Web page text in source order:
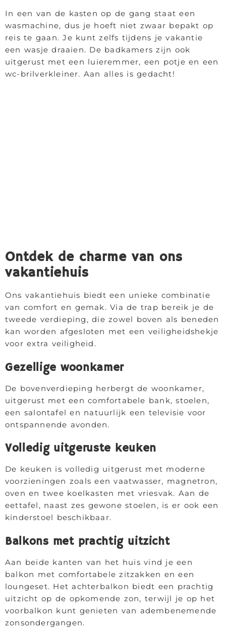
In een van de kasten op de gang staat een
wasmachine, dus je hoeft niet zwaar bepakt op
reis te gaan. Je kunt zelfs tijdens je vakantie
een wasje draaien. De badkamers zijn ook
uitgerust met een luieremmer, een potje en een
wc-brilverkleiner. Aan alles is gedacht!
Ontdek de charme van ons
vakantiehuis
Ons vakantiehuis biedt een unieke combinatie
van comfort en gemak. Via de trap bereik je de
tweede verdieping, die zowel boven als beneden
kan worden afgesloten met een veiligheidshekje
voor extra veiligheid.
Gezellige woonkamer
De bovenverdieping herbergt de woonkamer,
uitgerust met een comfortabele bank, stoelen,
een salontafel en natuurlijk een televisie voor
ontspannende avonden.
Volledig uitgeruste keuken
De keuken is volledig uitgerust met moderne
voorzieningen zoals een vaatwasser, magnetron,
oven en twee koelkasten met vriesvak. Aan de
eettafel, naast zes gewone stoelen, is er ook een
kinderstoel beschikbaar.
Balkons met prachtig uitzicht
Aan beide kanten van het huis vind je een
balkon met comfortabele zitzakken en een
loungeset. Het achterbalkon biedt een prachtig
uitzicht op de opkomende zon, terwijl je op het
voorbalkon kunt genieten van adembenemende
zonsondergangen.